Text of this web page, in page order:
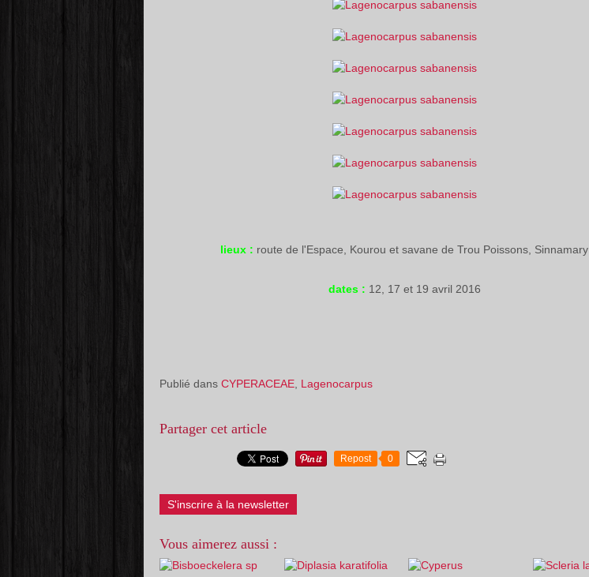
lieux : route de l'Espace, Kourou et savane de Trou Poissons, Sinnamary
dates : 12, 17 et 19 avril 2016
Publié dans CYPERACEAE Lagenocarpus
Partager cet article
Repost 0
S'inscrire à la newsletter
Vous aimerez aussi :